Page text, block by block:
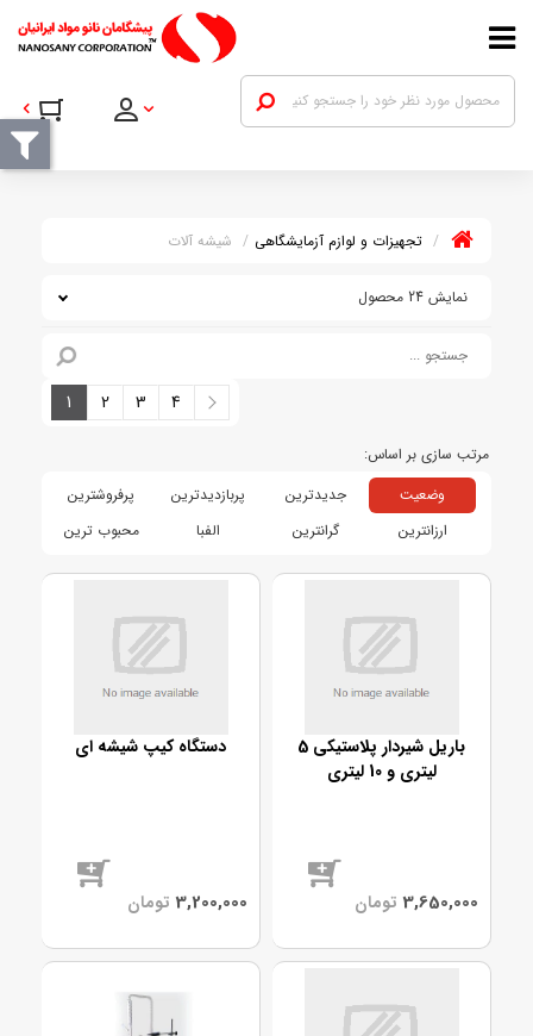
تجهیزات و لوازم آزمایشگاهی شیشه آلات
نمایش 24 محصول
1 2 3 4
وضعیت جدیدترین پربازدیدترین
پرفروشترین
ارزانترین
گرانترین الفبا محبوب ترین
باریل شیردار پلاستیکی 5
لیتری و 10 لیتری
موجود
دستگاه کیپ شیشه ای
موجود